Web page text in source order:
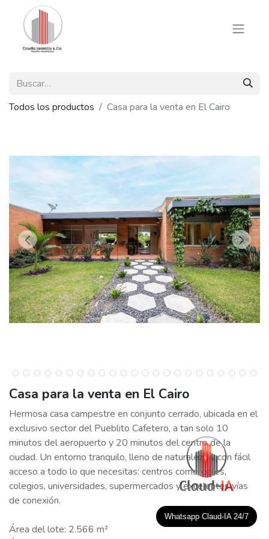
Todos los productos Casa para la venta en El Cairo
Casa para la venta en El Cairo
Hermosa casa campestre en conjunto cerrado, ubicada en el
exclusivo sector del Pueblito Cafetero, a tan solo 10
minutos del aeropuerto y 20 minutos del centro de la
ciudad. Un entorno tranquilo, lleno de naturaleza y con fácil
acceso a todo lo que necesitas: centros comerciales,
colegios, universidades, supermercados y excelentes vías
de conexión.
Área del lote: 2.566 m²
Whatsapp Claud-IA 24/7